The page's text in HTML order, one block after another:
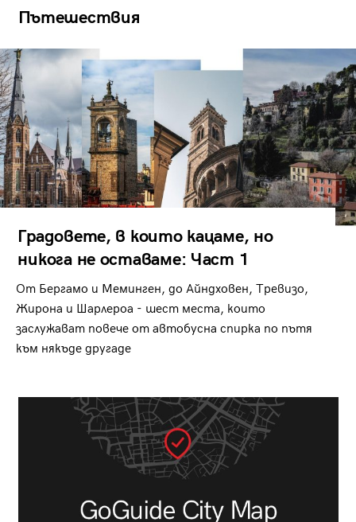
Пътешествия
Градовете, в които кацаме, но
никога не оставаме: Част 1
От Бергамо и Меминген, до Айндховен, Тревизо,
Жирона и Шарлероа - шест места, които
заслужават повече от автобусна спирка по пътя
към някъде другаде